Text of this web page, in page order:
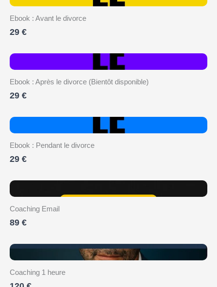
Ebook : Avant le divorce
29 €
Ebook : Après le divorce (Bientôt disponible)
29 €
Ebook : Pendant le divorce
29 €
Coaching Email
89 €
Coaching 1 heure